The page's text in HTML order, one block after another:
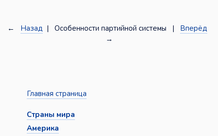
← Назад | Особенности партийной системы | Вперёд
→
Главная страница
Страны мира
Америка